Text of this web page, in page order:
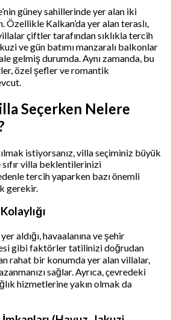
güney sahillerinde yer alan iki
Özellikle Kalkan’da yer alan teraslı,
çiftler tarafından sıklıkla tercih
ve gün batımı manzaralı balkonlar
gelmiş durumda. Aynı zamanda, bu
özel şefler ve romantik
Seçerken Nelere
istiyorsanız, villa seçiminiz büyük
sıfır villa beklentilerinizi
tercih yaparken bazı önemli
gerekir.
aldığı, havaalanına ve şehir
gibi faktörler tatilinizi doğrudan
rahat bir konumda yer alan villalar,
sağlar. Ayrıca, çevredeki
hizmetlerine yakın olmak da